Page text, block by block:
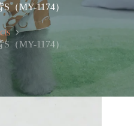
（MY-1174）
（MY-1174）